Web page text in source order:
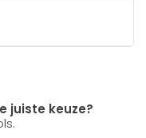
juiste keuze?